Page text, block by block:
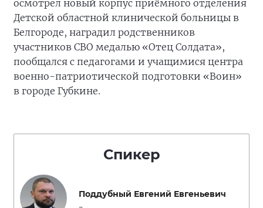
осмотрел новый корпус приёмного отделения
Детской областной клинической больницы в
Белгороде, наградил родственников
участников СВО медалью «Отец Солдата»,
пообщался с педагогами и учащимися центра
военно-патриотической подготовки «Воин»
в городе Губкине.
Спикер
Поддубный Евгений Евгеньевич